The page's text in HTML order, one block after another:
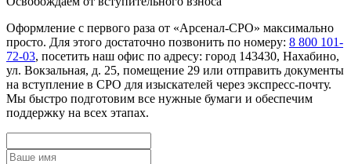
Оформление с первого раза от «Арсенал-СРО» максимально
просто. Для этого достаточно позвонить по номеру: 8 800 101-
72-03, посетить наш офис по адресу: город 143430, Нахабино,
ул. Вокзальная, д. 25, помещение 29 или отправить документы
на вступление в СРО для изыскателей через экспресс-почту.
Мы быстро подготовим все нужные бумаги и обеспечим
поддержку на всех этапах.